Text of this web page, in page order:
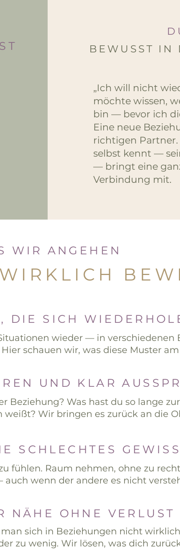
BEWUSST IN
„Ich will nicht
möchte wissen,
bin — bevor ich
Eine neue
richtigen
selbst kennt —
— bringt eine
Verbindung mit.
WIR ANGEHEN
DIE SICH
wieder — in verschiedenen
schauen wir, was diese Muster
UND KLAR
Beziehung? Was hast du so lange
weißt? Wir bringen es zurück an die
SCHLECHTES
fühlen. Raum nehmen, ohne zu
wenn der andere es nicht
NÄHE OHNE VERLUST
man sich in Beziehungen nicht
zu wenig. Wir lösen, was dich